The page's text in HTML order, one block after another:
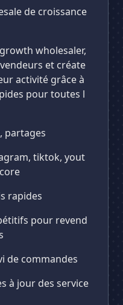
de croissance
wholesaler,
et créate
activité grâce à
pour toutes l
partages
tiktok, yout
rapides
pour revend
de commandes
à jour des service